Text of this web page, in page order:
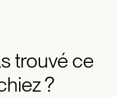
trouvé ce
?